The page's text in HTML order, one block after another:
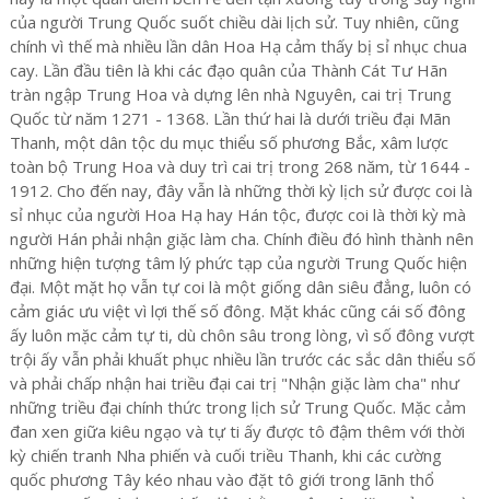
của người Trung Quốc suốt chiều dài lịch sử. Tuy nhiên, cũng
chính vì thế mà nhiều lần dân Hoa Hạ cảm thấy bị sỉ nhục chua
cay. Lần đầu tiên là khi các đạo quân của Thành Cát Tư Hãn
tràn ngập Trung Hoa và dựng lên nhà Nguyên, cai trị Trung
Quốc từ năm 1271 - 1368. Lần thứ hai là dưới triều đại Mãn
Thanh, một dân tộc du mục thiểu số phương Bắc, xâm lược
toàn bộ Trung Hoa và duy trì cai trị trong 268 năm, từ 1644 -
1912. Cho đến nay, đây vẫn là những thời kỳ lịch sử được coi là
sỉ nhục của người Hoa Hạ hay Hán tộc, được coi là thời kỳ mà
người Hán phải nhận giặc làm cha. Chính điều đó hình thành nên
những hiện tượng tâm lý phức tạp của người Trung Quốc hiện
đại. Một mặt họ vẫn tự coi là một giống dân siêu đẳng, luôn có
cảm giác ưu việt vì lợi thế số đông. Mặt khác cũng cái số đông
ấy luôn mặc cảm tự ti, dù chôn sâu trong lòng, vì số đông vượt
trội ấy vẫn phải khuất phục nhiều lần trước các sắc dân thiểu số
và phải chấp nhận hai triều đại cai trị "Nhận giặc làm cha" như
những triều đại chính thức trong lịch sử Trung Quốc. Mặc cảm
đan xen giữa kiêu ngạo và tự ti ấy được tô đậm thêm với thời
kỳ chiến tranh Nha phiến và cuối triều Thanh, khi các cường
quốc phương Tây kéo nhau vào đặt tô giới trong lãnh thổ